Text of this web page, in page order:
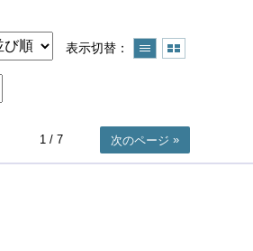
表示切替
1 / 7 次のページ